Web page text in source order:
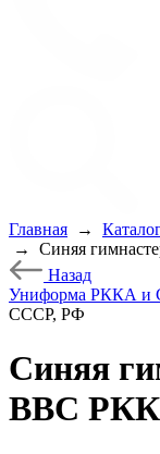
Главная →
→
Синяя
Назад
Униформа РККА и
СССР, РФ
Синяя
ВВС